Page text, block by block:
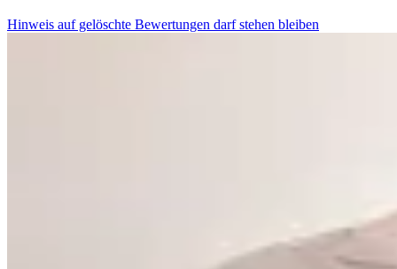
Hinweis auf gelöschte Bewertungen darf stehen bleiben